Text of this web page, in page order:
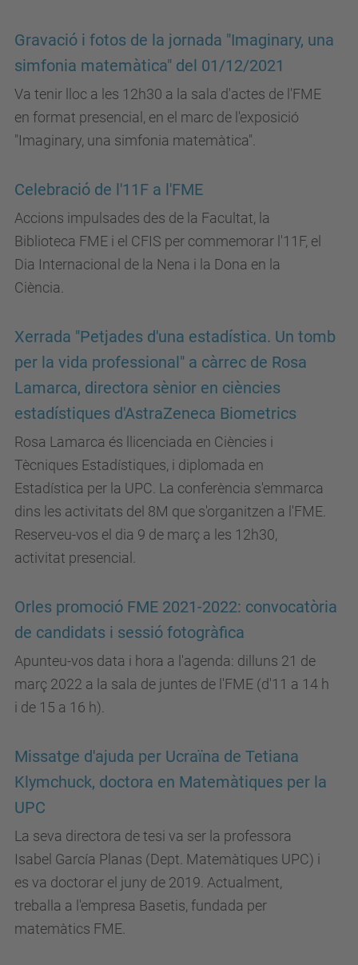
Gravació i fotos de la jornada "Imaginary, una
simfonia matemàtica" del 01/12/2021
Va tenir lloc a les 12h30 a la sala d'actes de l'FME
en format presencial, en el marc de l'exposició
"Imaginary, una simfonia matemàtica".
Celebració de l'11F a l'FME
Accions impulsades des de la Facultat, la
Biblioteca FME i el CFIS per commemorar l'11F, el
Dia Internacional de la Nena i la Dona en la
Ciència.
Xerrada "Petjades d'una estadística. Un tomb
per la vida professional" a càrrec de Rosa
Lamarca, directora sènior en ciències
estadístiques d'AstraZeneca Biometrics
Rosa Lamarca és llicenciada en Ciències i
Tècniques Estadístiques, i diplomada en
Estadística per la UPC. La conferència s'emmarca
dins les activitats del 8M que s'organitzen a l'FME.
Reserveu-vos el dia 9 de març a les 12h30,
activitat presencial.
Orles promoció FME 2021-2022: convocatòria
de candidats i sessió fotogràfica
Apunteu-vos data i hora a l'agenda: dilluns 21 de
març 2022 a la sala de juntes de l'FME (d'11 a 14 h
i de 15 a 16 h).
Missatge d'ajuda per Ucraïna de Tetiana
Klymchuck, doctora en Matemàtiques per la
UPC
La seva directora de tesi va ser la professora
Isabel García Planas (Dept. Matemàtiques UPC) i
es va doctorar el juny de 2019. Actualment,
treballa a l'empresa Basetis, fundada per
matemàtics FME.